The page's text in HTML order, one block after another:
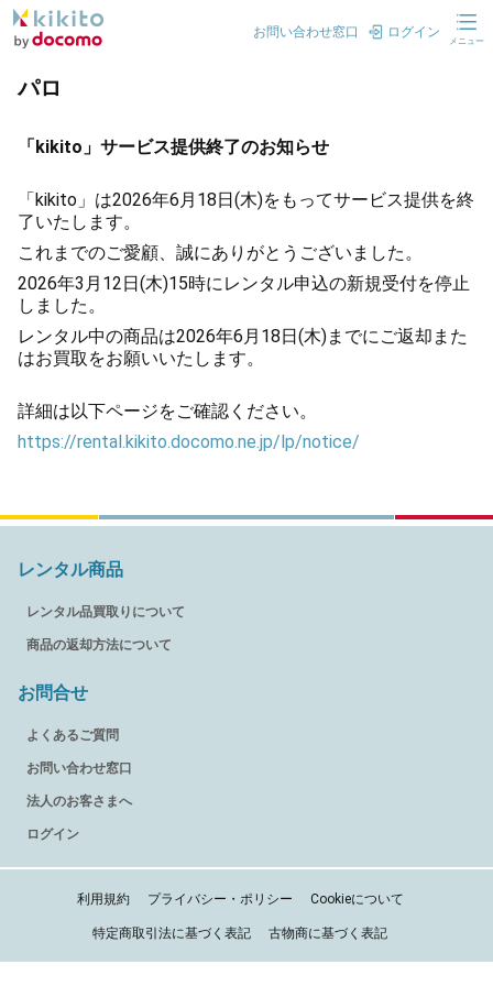
お問い合わせ窓口 ログイン
メニュー
パロ
「kikito」サービス提供終了のお知らせ
「kikito」は2026年6月18日(木)をもってサービス提供を終
了いたします。
これまでのご愛顧、誠にありがとうございました。
2026年3月12日(木)15時にレンタル申込の新規受付を停止
しました。
レンタル中の商品は2026年6月18日(木)までにご返却また
はお買取をお願いいたします。
詳細は以下ページをご確認ください。
https://rental.kikito.docomo.ne.jp/lp/notice/
レンタル商品
レンタル品買取りについて
商品の返却方法について
お問合せ
よくあるご質問
お問い合わせ窓口
法人のお客さまへ
ログイン
利用規約 プライバシー・ポリシー Cookieについて
特定商取引法に基づく表記 古物商に基づく表記